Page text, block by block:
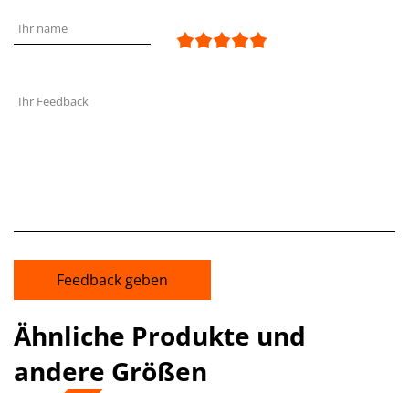
Ihr name
Ihr Feedback
Feedback geben
Ähnliche Produkte und
andere Größen